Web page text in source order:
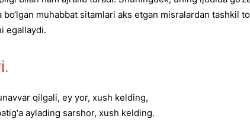
muhabbat sitamlari aks etgan misralardan tashkil
egallaydi.
qilgali, ey yor, xush kelding,
aylading sarshor, xush kelding.